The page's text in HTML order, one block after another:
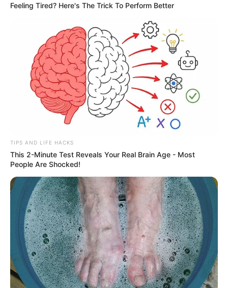
Feeling Tired? Here's The Trick To Perform Better
TIPS AND LIFE HACKS
This 2-Minute Test Reveals Your Real Brain Age - Most
People Are Shocked!